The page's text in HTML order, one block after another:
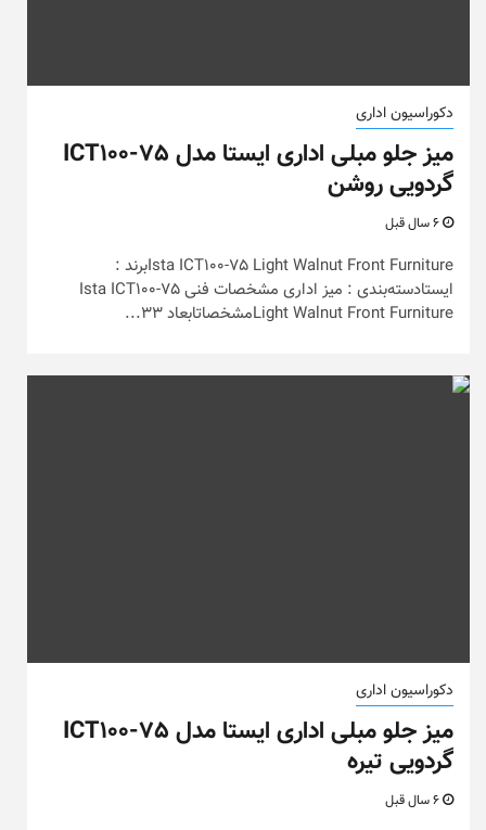
دکوراسیون اداری
میز جلو مبلی اداری ایستا مدل ICT100-75
گردویی روشن
Ista ICT100-75 Light Walnut Front Furnitureبرند :
ایستادسته‌بندی : میز اداری مشخصات فنی Ista ICT100-75
Light Walnut Front Furnitureمشخصاتابعاد 33...
دکوراسیون اداری
میز جلو مبلی اداری ایستا مدل ICT100-75
گردویی تیره